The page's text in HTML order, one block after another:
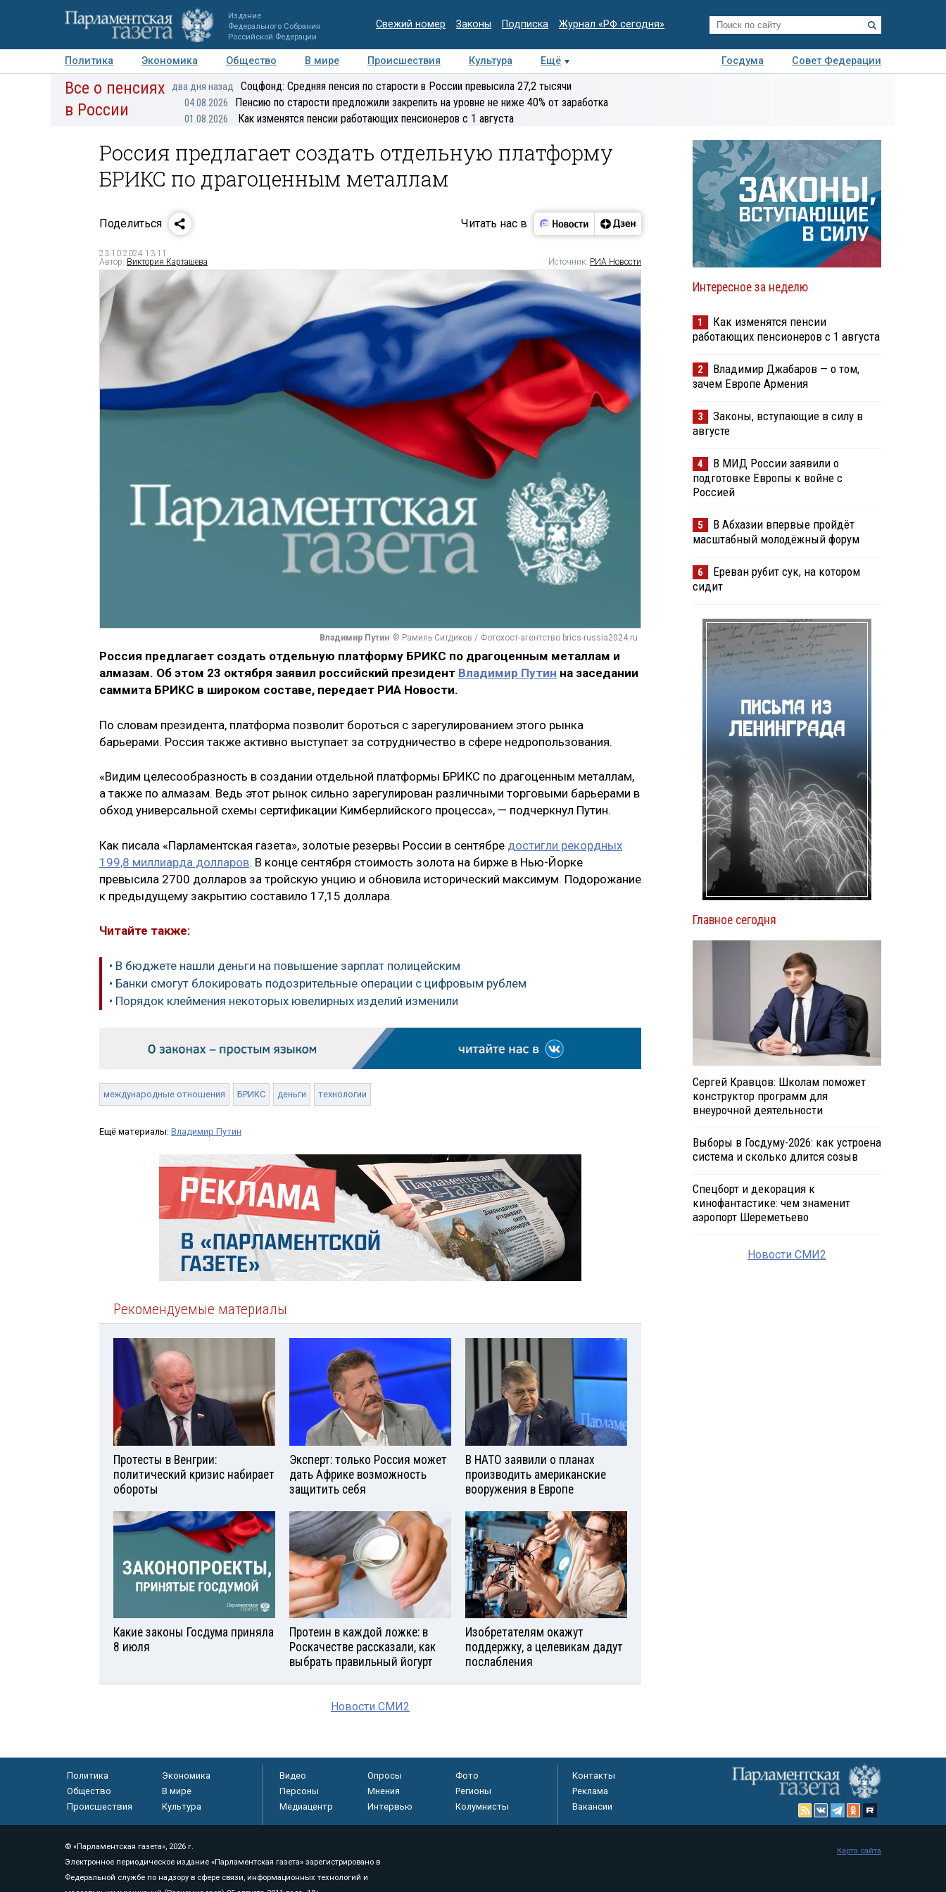
Издание
Федерального Собрания
Российской Федерации
Свежий номер Законы Подписка Журнал «РФ сегодня»
Политика Экономика Общество В мире Происшествия Культура Ещё Госдума
Совет Федерации
Авторы Персоны Мнения Регионы Медиацентр Интервью Колумнисты
Все о пенсиях
в России
два дня назад Соцфонд: Средняя пенсия по старости в России превысила 27,2 тысячи
04.08.2026 Пенсию по старости предложили закрепить на уровне не ниже 40% от заработка
01.08.2026 Как изменятся пенсии работающих пенсионеров с 1 августа
Россия предлагает создать отдельную платформу
БРИКС по драгоценным металлам
Поделиться Читать нас в
23.10.2024 13:11
Автор: Виктория Карташева Источник: РИА Новости
Владимир Путин © Рамиль Ситдиков / Фотохост-агентство brics-russia2024.ru
Россия предлагает создать отдельную платформу БРИКС по драгоценным металлам и
алмазам. Об этом 23 октября заявил российский президент Владимир Путин на заседании
саммита БРИКС в широком составе, передает РИА Новости.
По словам президента, платформа позволит бороться с зарегулированием этого рынка
барьерами. Россия также активно выступает за сотрудничество в сфере недропользования.
«Видим целесообразность в создании отдельной платформы БРИКС по драгоценным металлам,
а также по алмазам. Ведь этот рынок сильно зарегулирован различными торговыми барьерами в
обход универсальной схемы сертификации Кимберлийского процесса», — подчеркнул Путин.
Как писала «Парламентская газета», золотые резервы России в сентябре достигли рекордных
199,8 миллиарда долларов. В конце сентября стоимость золота на бирже в Нью-Йорке
превысила 2700 долларов за тройскую унцию и обновила исторический максимум. Подорожание
к предыдущему закрытию составило 17,15 доллара.
Читайте также:
• В бюджете нашли деньги на повышение зарплат полицейским
• Банки смогут блокировать подозрительные операции с цифровым рублем
• Порядок клеймения некоторых ювелирных изделий изменили
международные отношения БРИКС деньги технологии
Ещё материалы: Владимир Путин
Рекомендуемые материалы
Протесты в Венгрии:
политический кризис набирает
обороты
Эксперт: только Россия может
дать Африке возможность
защитить себя
В НАТО заявили о планах
производить американские
вооружения в Европе
Какие законы Госдума приняла
8 июля
Протеин в каждой ложке: в
Роскачестве рассказали, как
выбрать правильный йогурт
Изобретателям окажут
поддержку, а целевикам дадут
послабления
Новости СМИ2
Интересное за неделю
1
Как изменятся пенсии
работающих пенсионеров с 1 августа
2
Владимир Джабаров — о том,
зачем Европе Армения
3
Законы, вступающие в силу в
августе
4
В МИД России заявили о
подготовке Европы к войне с
Россией
5
В Абхазии впервые пройдёт
масштабный молодёжный форум
6
Ереван рубит сук, на котором
сидит
Главное сегодня
Сергей Кравцов: Школам поможет
конструктор программ для
внеурочной деятельности
Выборы в Госдуму-2026: как устроена
система и сколько длится созыв
Спецборт и декорация к
кинофантастике: чем знаменит
аэропорт Шереметьево
Новости СМИ2
Политика
Экономика
Общество
В мире
Происшествия
Культура
Видео Опросы
Фото
Персоны
Мнения
Регионы
Медиацентр
Интервью Колумнисты
Контакты
Реклама
Вакансии
© «Парламентская газета», 2026 г.
Электронное периодическое издание «Парламентская газета» зарегистрировано в
Федеральной службе по надзору в сфере связи, информационных технологий и
Карта сайта